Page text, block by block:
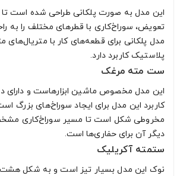
این مدل به صورت پلکانی طراحی شده است تا
تعویض، سوراخ‌کاری با قطرهای مختلف را به
مدل پلکانی برای قطعه‌های کار با متریال‌های
پلاستیک کاربرد دارد.
ست مته مرغک
این مدل مخصوص ماشین ابزارهاست و دارای
کاربرد این مدل برای ایجاد سوراخ‌های بزرگ
مخروطی شکل است تا مسیر سوراخ‌کاری
دیگر آن برای حفاری‌ها است.
ستمته آکریلیک
نوک این مدل بسیار تیز است و به شکل